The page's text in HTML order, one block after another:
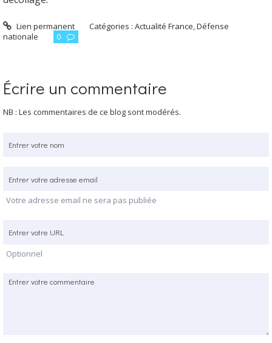
Lien permanent Catégories :Actualité France,Défense
nationale
0
Écrire un commentaire
NB : Les commentaires de ce blog sont modérés.
Votre adresse email ne sera pas publiée
Optionnel